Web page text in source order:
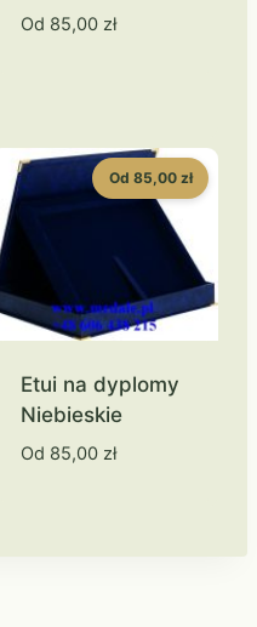
Od 85,00 zł
Od 85,00 zł
Etui na dyplomy
Niebieskie
Od 85,00 zł